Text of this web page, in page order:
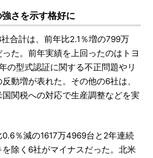
さを示す格好に
合計は、前年比2.1％増の799万
た。前年実績を上回ったのはトヨ
の型式認証に関する不正問題やリ
動増が表れた。その他の6社は、
関税への対応で生産調整などを実
％減の1617万4969台と2年連続
除く6社がマイナスだった。北米